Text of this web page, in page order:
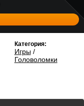
Категория:
Игры/
Головоломки